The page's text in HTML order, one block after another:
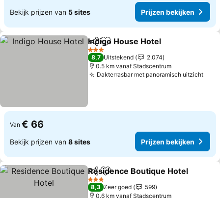
Bekijk prijzen van 5 sites Prijzen bekijken
DelenToevoegen aan favorieten
Indigo House Hotel
3 Sterren
8,7 Uitstekend
2.074
0.5 km vanaf Stadscentrum
Dakterrasbar met panoramisch uitzicht
Van € 66
Bekijk prijzen van 8 sites Prijzen bekijken
DelenToevoegen aan favorieten
Residence Boutique Hotel
3 Sterren
8,3 Zeer goed
599
0.6 km vanaf Stadscentrum